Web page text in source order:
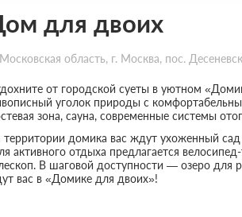
для двоих
область, г. Москва, пос.
от городской суеты в уютном
уголок природы с
зона, сауна, современные системы
домика вас ждут ухоженный
активного отдыха предлагается
В шаговой доступности — озеро для
вас в «Домике для двоих»!